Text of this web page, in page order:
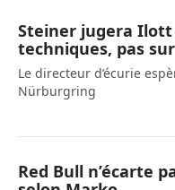
Steiner jugera
techniques, pas
Le directeur d’écurie
Nürburgring
Red Bull n’écarte